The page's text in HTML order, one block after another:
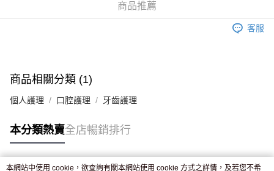
付款後門市自取，訂單確認後2-4個工作天到店，7天內取。逾期後
商品推薦
客服
商品相關分類 (1)
個人護理 口腔護理 牙齒護理
本分類熱賣全店暢銷排行
本網站中使用 cookie，欲查詢有關本網站使用 cookie 方式之詳情，及若您不希